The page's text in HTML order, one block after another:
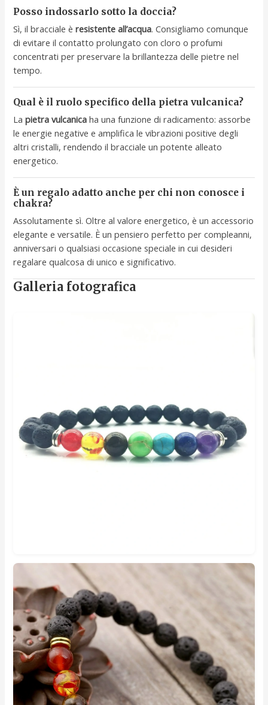
Posso indossarlo sotto la doccia?
Sì, il bracciale èresistente all’acqua. Consigliamo comunque
di evitare il contatto prolungato con cloro o profumi
concentrati per preservare la brillantezza delle pietre nel
tempo.
Qual è il ruolo specifico della pietra vulcanica?
Lapietra vulcanica ha una funzione di radicamento: assorbe
le energie negative e amplifica le vibrazioni positive degli
altri cristalli, rendendo il bracciale un potente alleato
energetico.
È un regalo adatto anche per chi non conosce i
chakra?
Assolutamente sì. Oltre al valore energetico, è un accessorio
elegante e versatile. È un pensiero perfetto per compleanni,
anniversari o qualsiasi occasione speciale in cui desideri
regalare qualcosa di unico e significativo.
Galleria fotografica